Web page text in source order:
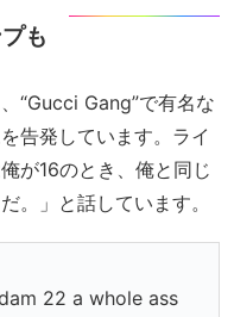
も
“Gucci Gang”で有名な
告発しています。ライ
が16のとき、俺と同じ
。」と話しています。
22 a whole ass